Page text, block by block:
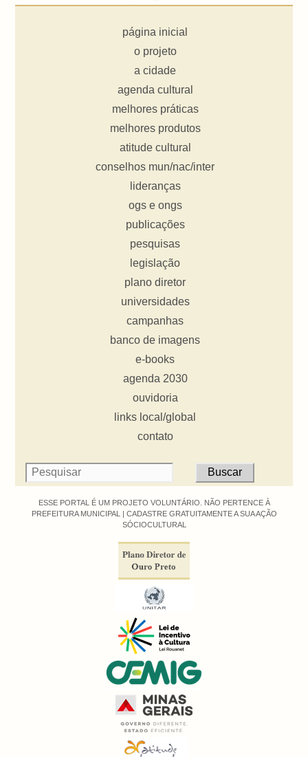
página inicial
o projeto
a cidade
agenda cultural
melhores práticas
melhores produtos
atitude cultural
conselhos mun/nac/inter
lideranças
ogs e ongs
publicações
pesquisas
legislação
plano diretor
universidades
campanhas
banco de imagens
e-books
agenda 2030
ouvidoria
links local/global
contato
ESSE PORTAL É UM PROJETO VOLUNTÁRIO. NÃO PERTENCE À
PREFEITURA MUNICIPAL | CADASTRE GRATUITAMENTE A SUA AÇÃO
SÓCIOCULTURAL